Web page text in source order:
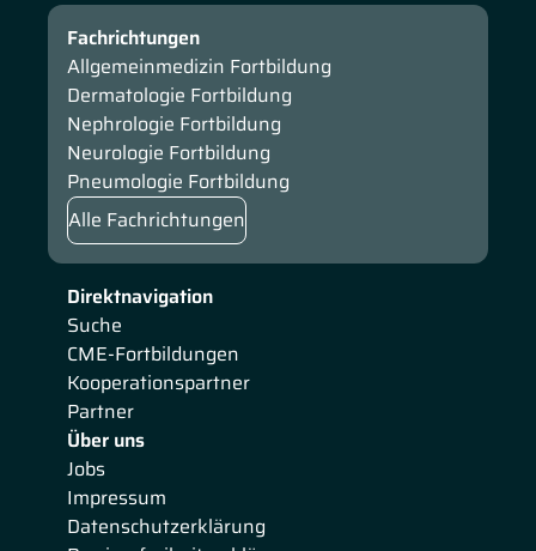
Direktnavigation
Suche
CME-Fortbildungen
Kooperationspartner
Partner
Über uns
Jobs
Impressum
Datenschutzerklärung
Fachrichtungen
Allgemeinmedizin Fortbildung
Dermatologie Fortbildung
Nephrologie Fortbildung
Neurologie Fortbildung
Pneumologie Fortbildung
Alle Fachrichtungen